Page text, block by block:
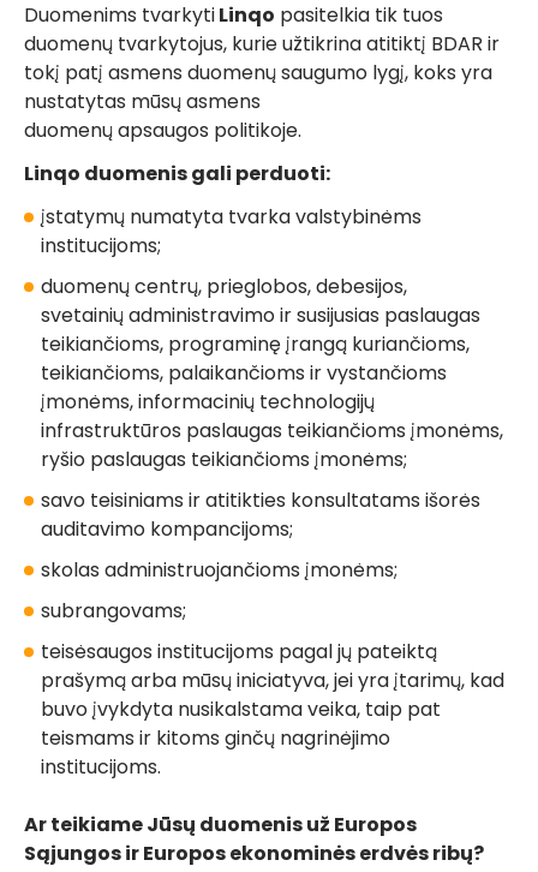
Duomenims tvarkytiLinqo pasitelkia tik tuos
duomenų tvarkytojus, kurie užtikrina atitiktį BDAR ir
tokį patį asmens duomenų saugumo lygį, koks yra
nustatytas mūsų asmens
duomenų apsaugos politikoje.
Linqo duomenis gali perduoti:
įstatymų numatyta tvarka valstybinėms
institucijoms;
duomenų centrų, prieglobos, debesijos,
svetainių administravimo ir susijusias paslaugas
teikiančioms, programinę įrangą kuriančioms,
teikiančioms, palaikančioms ir vystančioms
įmonėms, informacinių technologijų
infrastruktūros paslaugas teikiančioms įmonėms,
ryšio paslaugas teikiančioms įmonėms;
savo teisiniams ir atitikties konsultatams išorės
auditavimo kompancijoms;
skolas administruojančioms įmonėms;
subrangovams;
teisėsaugos institucijoms pagal jų pateiktą
prašymą arba mūsų iniciatyva, jei yra įtarimų, kad
buvo įvykdyta nusikalstama veika, taip pat
teismams ir kitoms ginčų nagrinėjimo
institucijoms.
Ar teikiame Jūsų duomenis už Europos
Sąjungos ir Europos ekonominės erdvės ribų?
Greita rekomendacija
= nemokamas mėnuo
su LINQO
Daugiau informacijos